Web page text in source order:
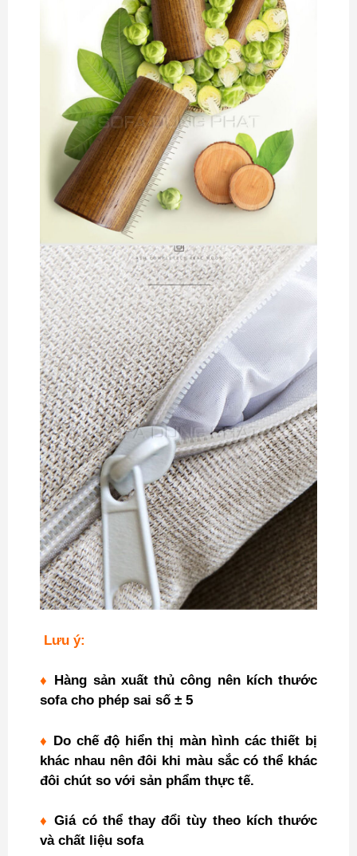
Lưu ý:
♦
Hàng sản xuất thủ công nên kích thước
sofa cho phép sai số ± 5
♦ Do chế độ hiển thị màn hình các thiết bị
khác nhau nên đôi khi màu sắc có thể khác
đôi chút so với sản phẩm thực tế.
♦ Giá có thể thay đổi tùy theo kích thước
và chất liệu sofa